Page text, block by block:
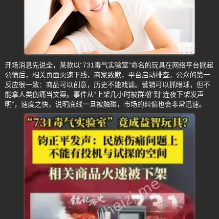
开场消息先说全，某款以“731毒气实验室”命名的玩具在网络平台掀起
公愤后，相关页面火速下线，商家致歉，平台启动排查。公众的第一
反应很一致：商品可以创意，历史不能戏谑。营销可以抓眼球，但不
能拿人类伤痛当文案。事件从“上架几小时被群嘲”到“连夜下架发声
明”，速度之快，说明底线一旦被触碰，市场的纠偏也会非常迅速。